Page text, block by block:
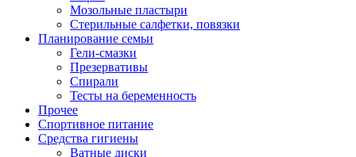
Мозольные пластыри
Стерильные салфетки, повязки
Планирование семьи
Гели-смазки
Презервативы
Спирали
Тесты на беременность
Прочее
Спортивное питание
Средства гигиены
Ватные диски